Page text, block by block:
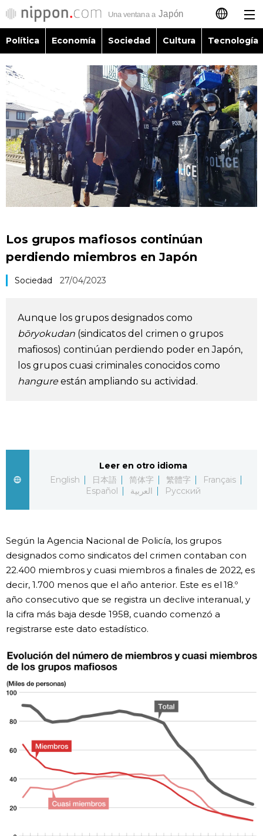
日本語
English
简体字
繁體字
Français
العربية
Política
Economía
Sociedad
Tecnología
Vida
Guía de Japón
Vídeos e imágenes
En profundidad
Noticias
Datos de Japón
Gente
Blog
Tokio
Avisos
Política Economía Sociedad Cultura Tecnología
Los grupos mafiosos continúan
perdiendo miembros en Japón
Sociedad 27/04/2023
Aunque los grupos designados como
bōryokudan(sindicatos del crimen o grupos
mafiosos) continúan perdiendo poder en Japón,
los grupos cuasi criminales conocidos como
hangureestán ampliando su actividad.
Leer en otro idioma
English
日本語 简体字 繁體字
Français
Español
العربية Русский
Según la Agencia Nacional de Policía, los grupos
designados como sindicatos del crimen contaban con
22.400 miembros y cuasi miembros a finales de 2022, es
decir, 1.700 menos que el año anterior. Este es el 18.º
año consecutivo que se registra un declive interanual, y
la cifra más baja desde 1958, cuando comenzó a
registrarse este dato estadístico.